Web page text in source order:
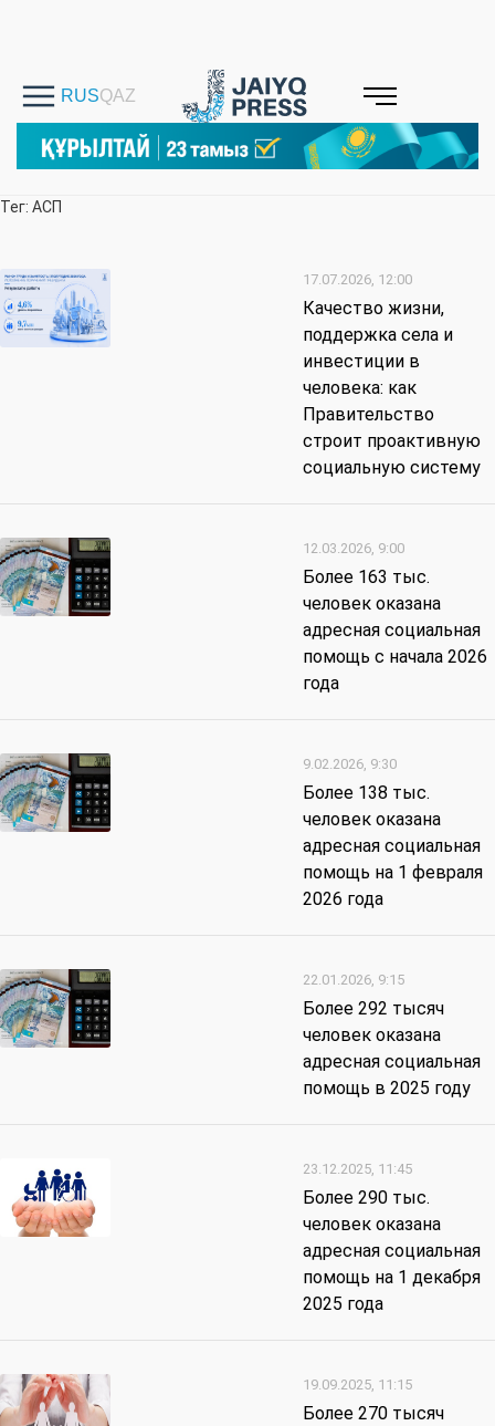
Тег: АСП
17.07.2026, 12:00
Качество жизни,
поддержка села и
инвестиции в
человека: как
Правительство
строит проактивную
социальную систему
12.03.2026, 9:00
Более 163 тыс.
человек оказана
адресная социальная
помощь с начала 2026
года
9.02.2026, 9:30
Более 138 тыс.
человек оказана
адресная социальная
помощь на 1 февраля
2026 года
22.01.2026, 9:15
Более 292 тысяч
человек оказана
адресная социальная
помощь в 2025 году
23.12.2025, 11:45
Более 290 тыс.
человек оказана
адресная социальная
помощь на 1 декабря
2025 года
19.09.2025, 11:15
Более 270 тысяч